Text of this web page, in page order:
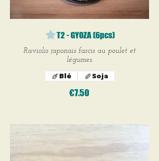
T2 - GYOZA (6pcs)
Raviolis japonais farcis au poulet et
légumes.
€7.50
Blé Soja